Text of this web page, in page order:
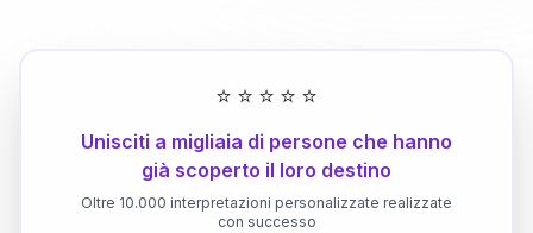
⭐ ⭐ ⭐ ⭐ ⭐
Unisciti a migliaia di persone che hanno
già scoperto il loro destino
Oltre 10.000 interpretazioni personalizzate realizzate
con successo